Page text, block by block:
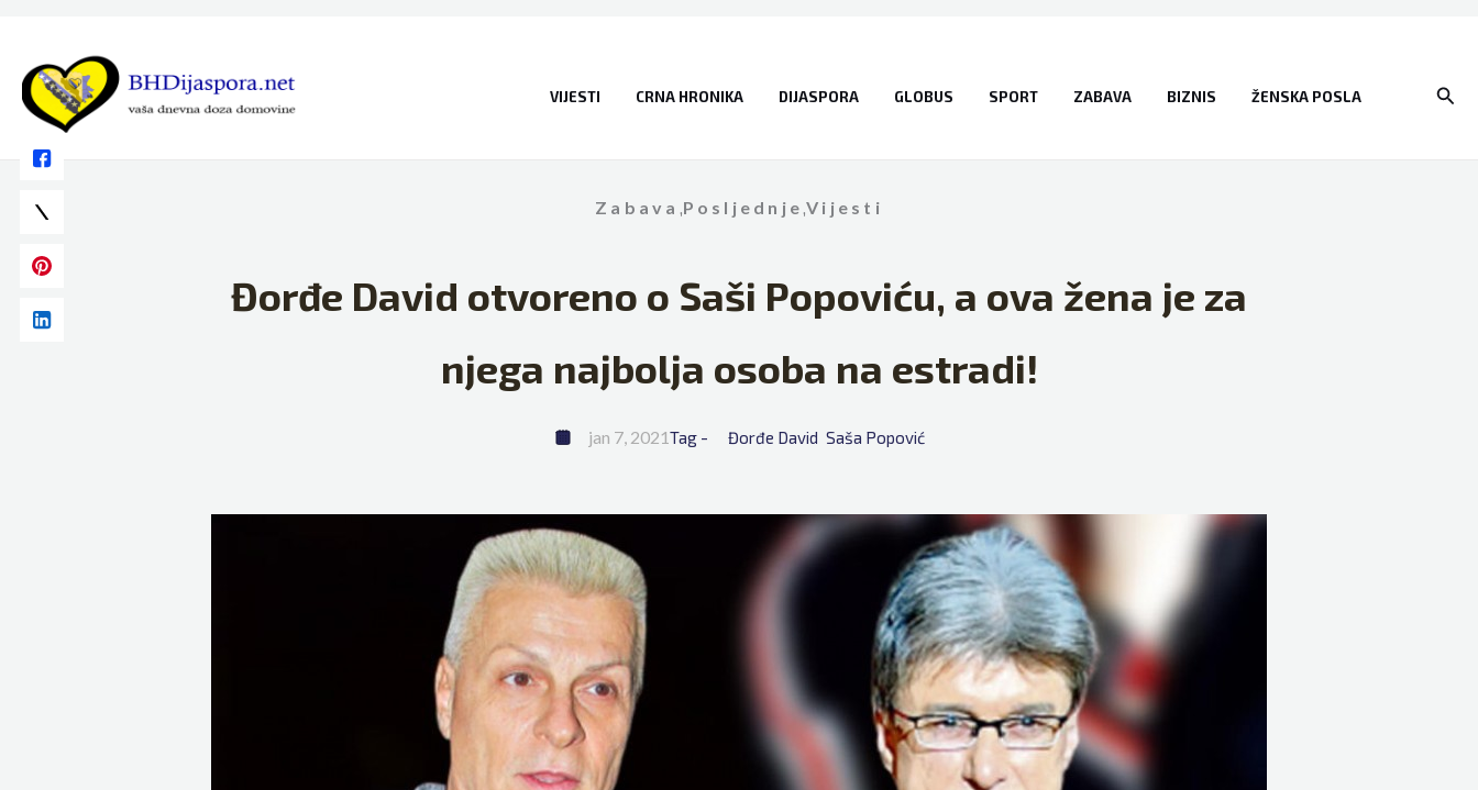
content
VIJESTI CRNA HRONIKA DIJASPORA GLOBUS SPORT ZABAVA BIZNIS ŽENSKA POSLA
Zabava ,Posljednje,Vijesti
Đorđe David otvoreno o Saši Popoviću, a ova žena je za
njega najbolja osoba na estradi!
jan 7, 2021Tag - Đorđe David Saša Popović